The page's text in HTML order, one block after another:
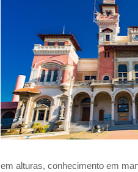
em alturas, conhecimento em